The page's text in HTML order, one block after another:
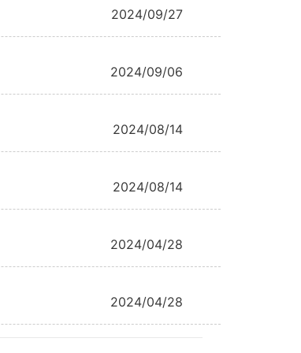
2024/09/27
2024/09/06
2024/08/14
2024/08/14
2024/04/28
2024/04/28